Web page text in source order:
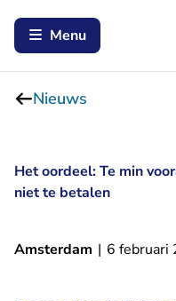
Menu
Nieuws
Het oordeel: Te min
niet te betalen
Amsterdam | 6 februari